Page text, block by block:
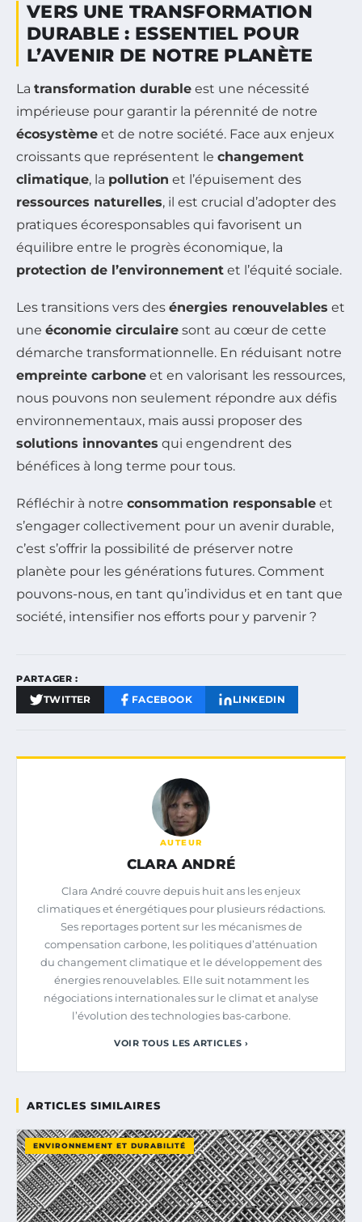
VERS UNE TRANSFORMATION
DURABLE : ESSENTIEL POUR
L’AVENIR DE NOTRE PLANÈTE
La transformation durable est une nécessité
impérieuse pour garantir la pérennité de notre
écosystème et de notre société. Face aux enjeux
croissants que représentent le changement
climatique, la pollution et l’épuisement des
ressources naturelles, il est crucial d’adopter des
pratiques écoresponsables qui favorisent un
équilibre entre le progrès économique, la
protection de l’environnement et l’équité sociale.
Les transitions vers des énergies renouvelables et
une économie circulaire sont au cœur de cette
démarche transformationnelle. En réduisant notre
empreinte carbone et en valorisant les ressources,
nous pouvons non seulement répondre aux défis
environnementaux, mais aussi proposer des
solutions innovantes qui engendrent des
bénéfices à long terme pour tous.
Réfléchir à notre consommation responsable et
s’engager collectivement pour un avenir durable,
c’est s’offrir la possibilité de préserver notre
planète pour les générations futures. Comment
pouvons-nous, en tant qu’individus et en tant que
société, intensifier nos efforts pour y parvenir ?
PARTAGER :
TWITTER FACEBOOK LINKEDIN
AUTEUR
CLARA ANDRÉ
Clara André couvre depuis huit ans les enjeux
climatiques et énergétiques pour plusieurs rédactions.
Ses reportages portent sur les mécanismes de
compensation carbone, les politiques d’atténuation
du changement climatique et le développement des
énergies renouvelables. Elle suit notamment les
négociations internationales sur le climat et analyse
l’évolution des technologies bas-carbone.
VOIR TOUS LES ARTICLES ›
ARTICLES SIMILAIRES
ENVIRONNEMENT ET DURABILITÉ